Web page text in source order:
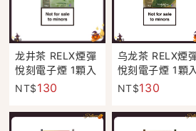
龙井茶 RELX煙彈
悅刻電子煙 1顆入
正品現貨 超商取
NT$130
乌龙茶 RELX煙
悅刻電子煙 1顆入
正品現貨 超商取
NT$130